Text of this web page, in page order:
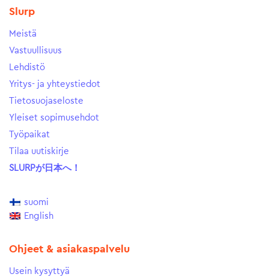
Slurp
Meistä
Vastuullisuus
Lehdistö
Yritys- ja yhteystiedot
Tietosuojaseloste
Yleiset sopimusehdot
Työpaikat
Tilaa uutiskirje
SLURPが日本へ！
suomi
English
Ohjeet & asiakaspalvelu
Usein kysyttyä